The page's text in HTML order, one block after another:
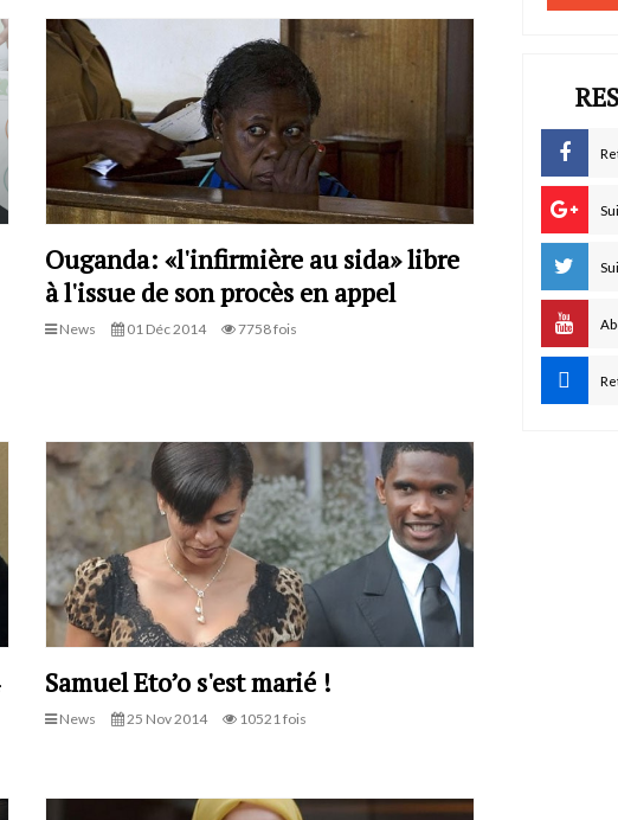
Ouganda: «l'infirmière au sida» libre
à l'issue de son procès en appel
News 01 Déc 2014 7758 fois
Samuel Eto’o s'est marié !
News 25 Nov 2014 10521 fois